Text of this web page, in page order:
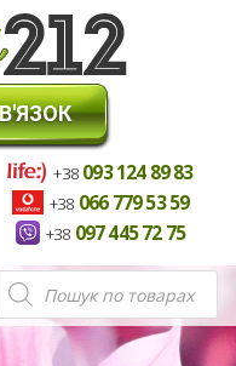
+38 093 124 89 83
+38 066 779 53 59
+38 097 445 72 75
товарів